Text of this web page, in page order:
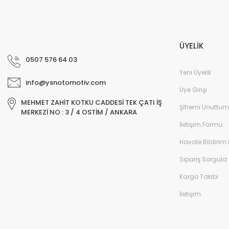
0507 576 64 03
info@ysnotomotiv.com
MEHMET ZAHİT KOTKU CADDESİ TEK ÇATI İŞ
MERKEZİ NO : 3 / 4 OSTİM / ANKARA
ÜYELİK
Yeni Üyelik
Üye Girişi
Şifremi Unuttum
İletişim Formu
Havale Bildirim
Sipariş Sorgula
Kargo Takibi
İletişim